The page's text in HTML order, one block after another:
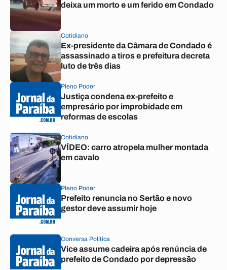
deixa um morto e um ferido em Condado
Cotidiano
Ex-presidente da Câmara de Condado é
assassinado a tiros e prefeitura decreta
luto de três dias
Pleno Poder
Justiça condena ex-prefeito e
empresário por improbidade em
reformas de escolas
Cotidiano
VÍDEO: carro atropela mulher montada
em cavalo
Pleno Poder
Prefeito renuncia no Sertão e novo
gestor deve assumir hoje
Conversa Política
Vice assume cadeira após renúncia de
prefeito de Condado por depressão